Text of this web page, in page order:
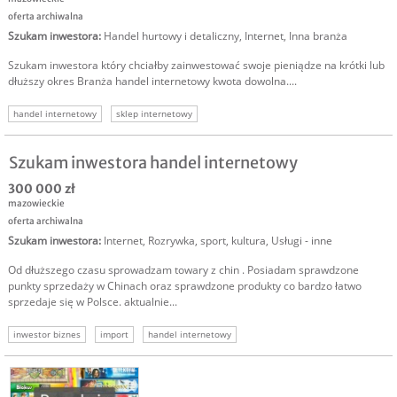
oferta archiwalna
Szukam inwestora: Handel hurtowy i detaliczny, Internet, Inna branża
Szukam inwestora który chciałby zainwestować swoje pieniądze na krótki lub
dłuższy okres Branża handel internetowy kwota dowolna....
handel internetowy sklep internetowy
Szukam inwestora handel internetowy
300 000 zł
mazowieckie
oferta archiwalna
Szukam inwestora: Internet, Rozrywka, sport, kultura, Usługi - inne
Od dłuższego czasu sprowadzam towary z chin . Posiadam sprawdzone
punkty sprzedaży w Chinach oraz sprawdzone produkty co bardzo łatwo
sprzedaje się w Polsce. aktualnie...
inwestor biznes import handel internetowy